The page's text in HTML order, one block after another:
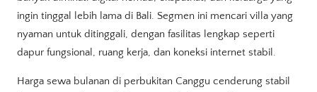
ingin tinggal lebih lama di Bali. Segmen ini mencari villa yang
nyaman untuk ditinggali, dengan fasilitas lengkap seperti
dapur fungsional, ruang kerja, dan koneksi internet stabil.
Harga sewa bulanan di perbukitan Canggu cenderung stabil